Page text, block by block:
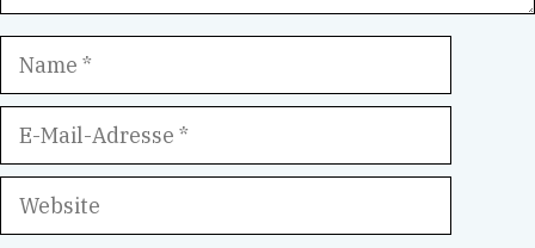
Name
E-
Website